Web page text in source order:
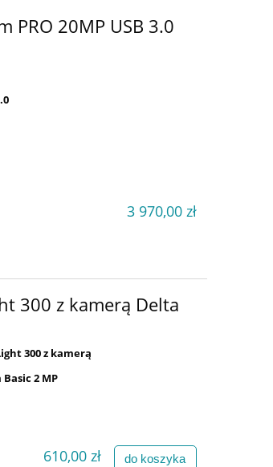
PRO 20MP USB 3.0
3 970,00 zł
300 z kamerą Delta
300 z kamerą
2 MP
610,00 zł do koszyka